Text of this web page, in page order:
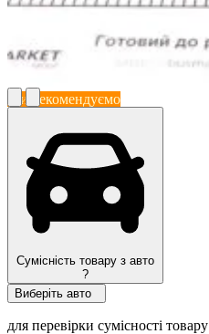
Ми рекомендуємо
Сумісність товару з авто
?
Виберіть авто
для перевірки сумісності товару